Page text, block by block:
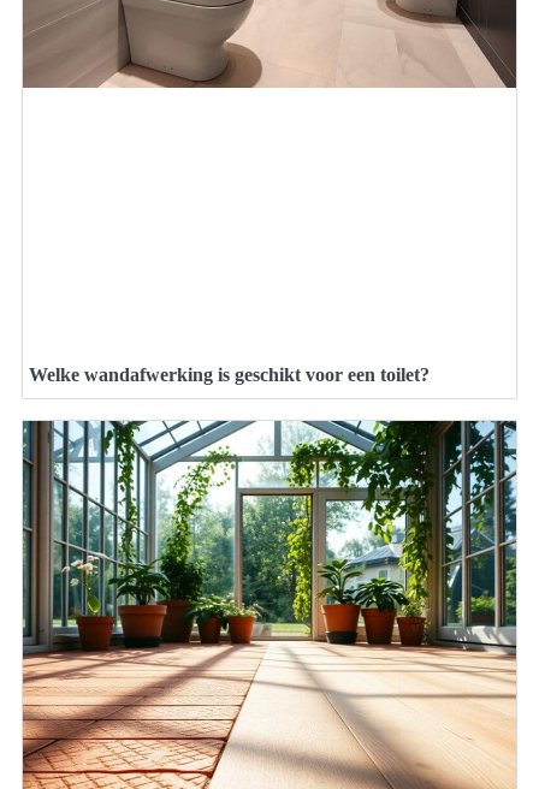
Welke wandafwerking is geschikt voor een toilet?